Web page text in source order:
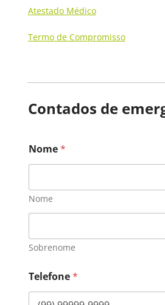
Atestado Médico
Termo de Compromisso
Contados de
Nome*
Nome
Sobrenome
Telefone*